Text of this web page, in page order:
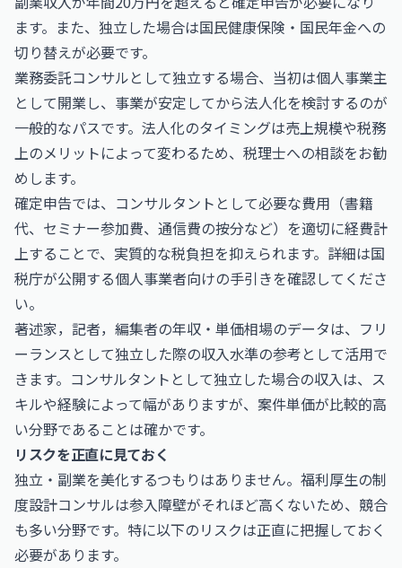
ます。また、独立した場合は国民健康保険・国民年金への
切り替えが必要です。
業務委託コンサルとして独立する場合、当初は個人事業主
として開業し、事業が安定してから法人化を検討するのが
一般的なパスです。法人化のタイミングは売上規模や税務
上のメリットによって変わるため、税理士への相談をお勧
めします。
確定申告では、コンサルタントとして必要な費用（書籍
代、セミナー参加費、通信費の按分など）を適切に経費計
上することで、実質的な税負担を抑えられます。詳細は国
税庁が公開する個人事業者向けの手引きを確認してくださ
い。
著述家，記者，編集者の年収・単価相場のデータは、フリ
ーランスとして独立した際の収入水準の参考として活用で
きます。コンサルタントとして独立した場合の収入は、ス
キルや経験によって幅がありますが、案件単価が比較的高
い分野であることは確かです。
リスクを正直に見ておく
独立・副業を美化するつもりはありません。福利厚生の制
度設計コンサルは参入障壁がそれほど高くないため、競合
も多い分野です。特に以下のリスクは正直に把握しておく
必要があります。